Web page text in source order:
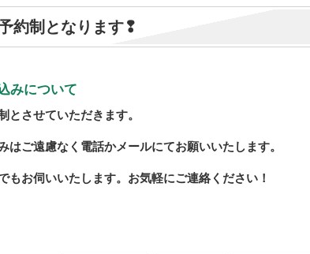
約制となります❢
みについて
とさせていただきます。
はご遠慮なく電話かメールにてお願いいたします。
もお伺いいたします。お気軽にご連絡ください！